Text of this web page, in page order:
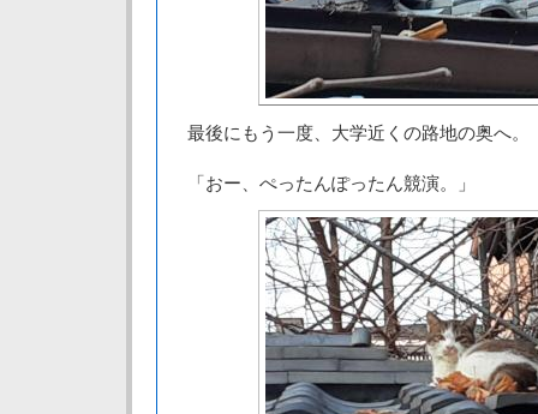
最後にもう一度、大学近くの路地の奥へ。
「おー、ぺったんぽったん競演。」